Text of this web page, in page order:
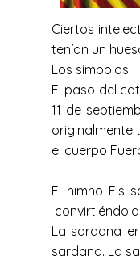
Ciertos
tenían un
Los símbolos
El paso del
11 de
originalmente
el cuerpo
El himno Els
La sardana
sardana. La